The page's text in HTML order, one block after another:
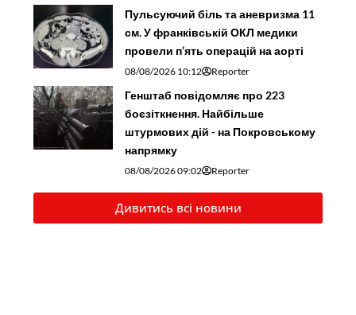
Пульсуючий біль та аневризма 11
см. У франківській ОКЛ медики
провели п’ять операцій на аорті
08/08/2026 10:12 Reporter
Генштаб повідомляє про 223
боєзіткнення. Найбільше
штурмових дій - на Покровському
напрямку
08/08/2026 09:02 Reporter
Дивитись всі новини